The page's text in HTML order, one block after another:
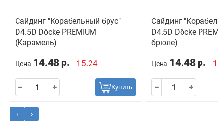
Сайдинг "Корабельный брус"
D4.5D Döcke PREMIUM
(Карамель)
Цена 14.48 р. 15.24
Купить
Сайдинг
D4.5D Döcke
брюле)
Цена 14.48 р.
‹ ›